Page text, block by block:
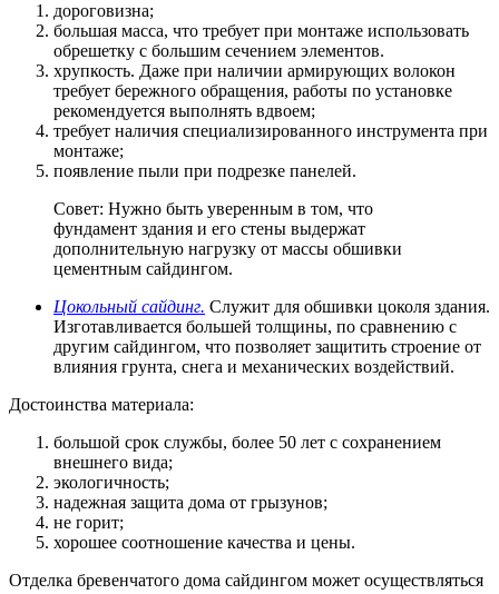
дороговизна;
большая масса, что требует при монтаже использовать
обрешетку с большим сечением элементов.
хрупкость. Даже при наличии армирующих волокон
требует бережного обращения, работы по установке
рекомендуется выполнять вдвоем;
требует наличия специализированного инструмента при
монтаже;
появление пыли при подрезке панелей.
Совет: Нужно быть уверенным в том, что
фундамент здания и его стены выдержат
дополнительную нагрузку от массы обшивки
цементным сайдингом.
Цокольный сайдинг. Служит для обшивки цоколя здания.
Изготавливается большей толщины, по сравнению с
другим сайдингом, что позволяет защитить строение от
влияния грунта, снега и механических воздействий.
Достоинства материала:
большой срок службы, более 50 лет с сохранением
внешнего вида;
экологичность;
надежная защита дома от грызунов;
не горит;
хорошее соотношение качества и цены.
Отделка бревенчатого дома сайдингом может осуществляться